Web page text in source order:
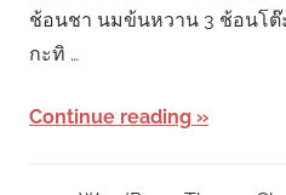
ช้อนชา นมข้นหวาน 3 ช้อนโต๊
กะทิ …
Continue reading